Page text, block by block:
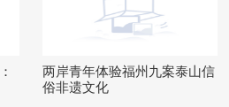
两岸青年体验福州九案泰山信
俗非遗文化